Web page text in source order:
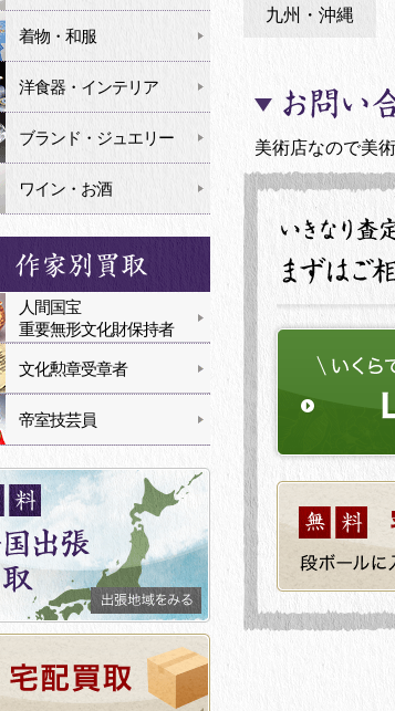
九州・沖縄
美術店なので美
着物・和服
洋食器・インテリア
ブランド・ジュエリー
ワイン・お酒
人間国宝
重要無形文化財保持者
文化勲章受章者
帝室技芸員